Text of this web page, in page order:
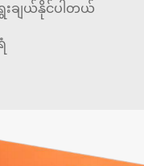
းချယ်နိုင်ပါတယ်